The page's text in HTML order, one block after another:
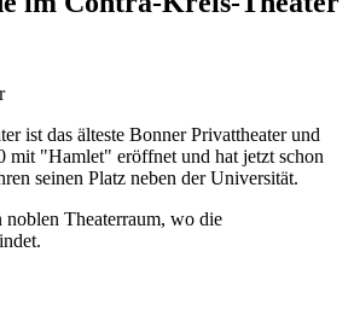
ist das älteste Bonner Privattheater und
mit "Hamlet" eröffnet und hat jetzt schon
seinen Platz neben der Universität.
noblen Theaterraum, wo die